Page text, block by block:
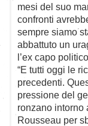
mesi del suo
confronti
sempre siamo
abbattuto un
l’ex capo
“E tutti oggi le
precedenti.
pressione del
ronzano intorno
Rousseau per